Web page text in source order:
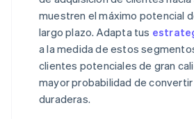
muestren el máximo potencial
largo plazo. Adapta tus
a la medida de estos
clientes potenciales de gran
mayor probabilidad de
duraderas.